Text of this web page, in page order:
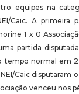
equipes na
Caic. A
1 x 0
partida
normal em 2
Caic disputaram
venceu nos